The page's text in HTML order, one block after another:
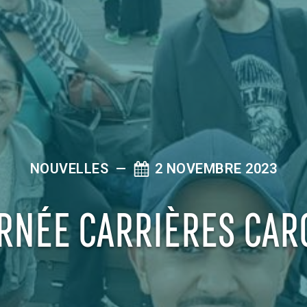
NOUVELLES — 2 NOVEMBRE 2023
CARRIÈRES